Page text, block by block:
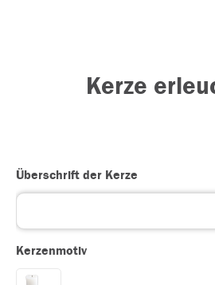
Kerze
Überschrift der Kerze
Kerzenmotiv